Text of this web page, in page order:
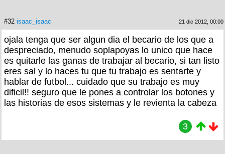
#32 isaac_isaac 21 dic 2012, 00:00
ojala tenga que ser algun dia el becario de los que a
despreciado, menudo soplapoyas lo unico que hace
es quitarle las ganas de trabajar al becario, si tan listo
eres sal y lo haces tu que tu trabajo es sentarte y
hablar de futbol... cuidado que su trabajo es muy
dificil!! seguro que le pones a controlar los botones y
las historias de esos sistemas y le revienta la cabeza
3